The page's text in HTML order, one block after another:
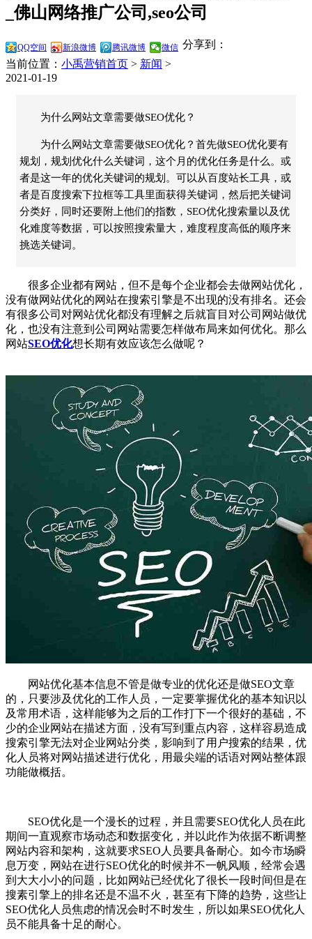
_佛山网络推广公司,seo公司
分享到：
QQ空间 新浪微博 腾讯微博 微信
当前位置： 小禹营销首页 > 新闻 >
2021-01-19
为什么网站文章需要做SEO优化？
为什么网站文章需要做SEO优化？首先做SEO优化要有
规划，规划优化什么关键词，这个月的优化任务是什么。或
者是这一年的优化关键词的规划。可以从百度站长工具，或
者是百度搜索下拉框等工具里面获得关键词，然后把关键词
分类好，同时还要附上他们的指数，SEO优化搜索量以及优
化难度等数据，可以按照搜索量大，难度程度高低的顺序来
挑选关键词。
很多企业都有网站，但不是每个企业都会去做网站优化，
没有做网站优化的网站在搜索引擎是不出现的没有排名。还会
有很多公司对网站优化都没有理解之后就盲目对公司网站做优
化，也没有注意到公司网站需要怎样做布局来如何优化。那么
网站SEO优化想长期有效应该怎么做呢？
网站优化基本信息不管是做专业的优化还是做SEO文章
的，只要涉及优化的工作人员，一定要掌握优化的基本知识以
及常用术语，这样能够为之后的工作打下一个很好的基础，不
少的企业网站在描述方面，没有写到重点内容，这样容易造成
搜索引擎无法对企业网站分类，影响到了用户搜索的结果，优
化人员将对网站描述进行优化，用最尖端的话语对网站整体跟
功能做概括。
SEO优化是一个漫长的过程，并且需要SEO优化人员在此
期间一直观察市场动态和数据变化，并以此作为依据不断调整
网站内容和架构，这就要求SEO人员要具备耐心。如今市场瞬
息万变，网站在进行SEO优化的时候并不一帆风顺，经常会遇
到大大小小的问题，比如网站已经优化了很长一段时间但是在
搜素引擎上的排名还是不温不火，甚至有下降的趋势，这些让
SEO优化人员焦虑的情况会时不时发生，所以如果SEO优化人
员不能具备十足的耐心。